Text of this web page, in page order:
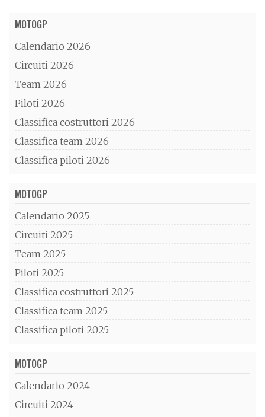
MOTOGP
Calendario 2026
Circuiti 2026
Team 2026
Piloti 2026
Classifica costruttori 2026
Classifica team 2026
Classifica piloti 2026
MOTOGP
Calendario 2025
Circuiti 2025
Team 2025
Piloti 2025
Classifica costruttori 2025
Classifica team 2025
Classifica piloti 2025
MOTOGP
Calendario 2024
Circuiti 2024